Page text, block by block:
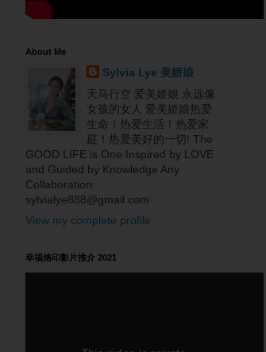
About Me
Sylvia Lye 美娇娘
天马行空 爱美娇娘 永远像
女孩的女人 爱美娇娘热爱
生命！热爱生活！热爱家
庭！热爱美好的一切! The
GOOD LIFE is One Inspired by LOVE
and Guided by Knowledge Any
Collaboration:
sylvialye888@gmail.com
View my complete profile
幸福烙印影片推介 2021